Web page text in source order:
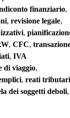
finanziario,
, revisione legale,
,
, CFC,
, IVA
di viaggio,
, reati tributari
dei soggetti deboli,